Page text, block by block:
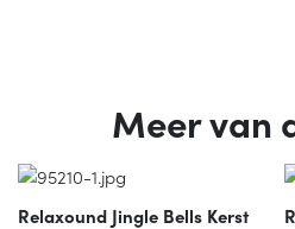
Meer van
Relaxound Jingle Bells Kerst